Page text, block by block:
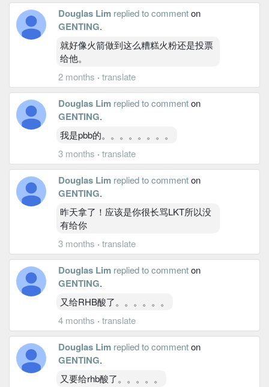
Douglas Lim replied to commenton
GENTING.
就好像火箭做到这么糟糕火粉还是投票
给他。
2 months ·translate
Douglas Lim replied to commenton
GENTING.
我是pbb的。。。。。。。。
3 months ·translate
Douglas Lim replied to commenton
GENTING.
昨天拿了！应该是你很长骂LKT所以没
有给你
3 months ·translate
Douglas Lim replied to commenton
GENTING.
又给RHB酸了。。。。。。
4 months ·translate
Douglas Lim replied to commenton
GENTING.
又要给rhb酸了。。。。。